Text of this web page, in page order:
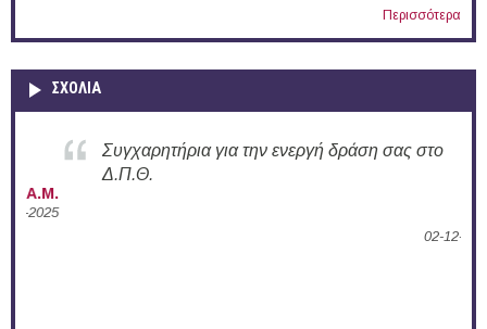
Περισσότερα
ΣΧΟΛΙΑ
Συγχαρητήρια για την ενεργή δράση σας στο
Δ.Π.Θ.
02-12-2024